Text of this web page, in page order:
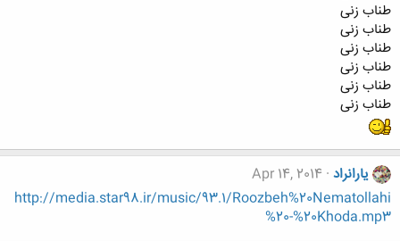
طناب زنی
طناب زنی
طناب زنی
طناب زنی
طناب زنی
طناب زنی
یارانراد Apr 14, 2014
http://media.star98.ir/music/93.1/Roozbeh%20Nematollahi
%20-%20Khoda.mp3